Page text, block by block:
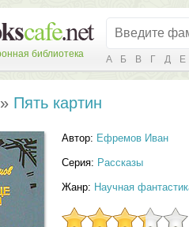
библиотека А Б В Г Д Е
» Пять картин
Автор: Ефремов Иван
Серия: Рассказы
Жанр: Научная